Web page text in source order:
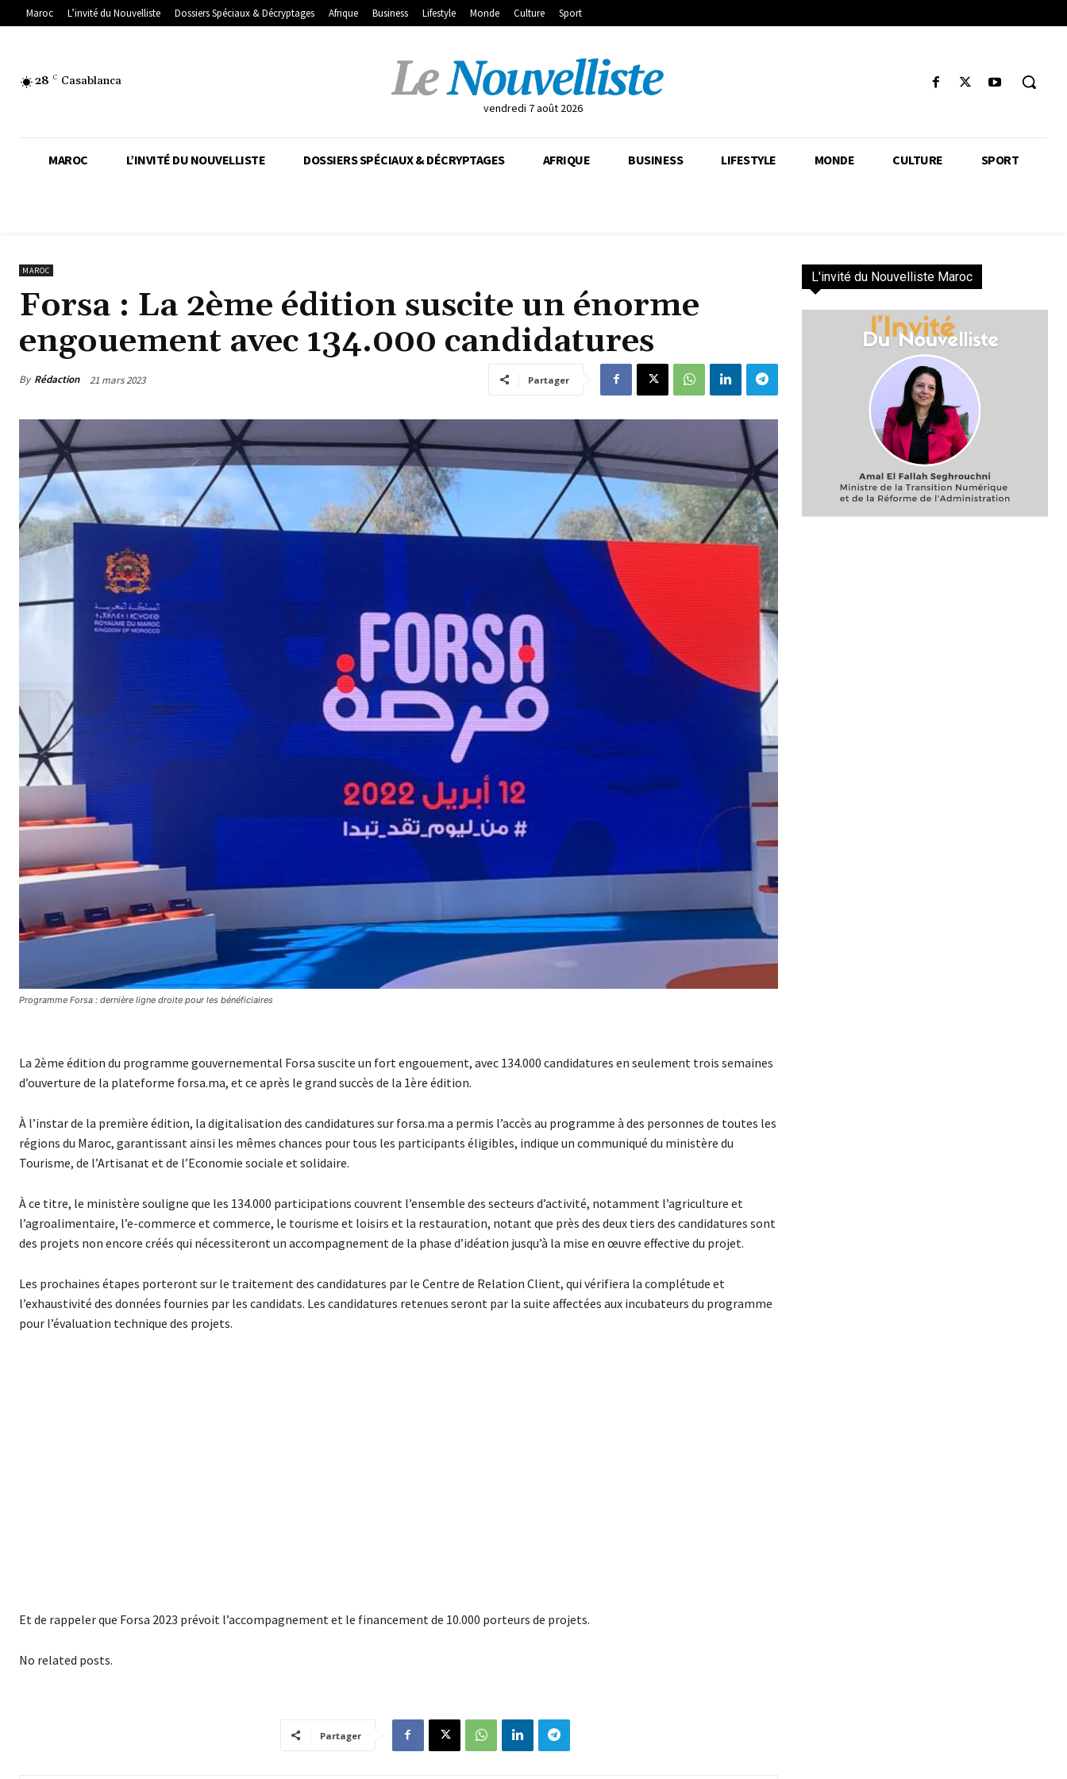
Maroc L’invité du Nouvelliste Dossiers Spéciaux & Décryptages Afrique Business Lifestyle Monde Culture Sport
28 C Casablanca
vendredi 7 août 2026
MAROC L’INVITÉ DU NOUVELLISTE DOSSIERS SPÉCIAUX & DÉCRYPTAGES AFRIQUE BUSINESS LIFESTYLE MONDE CULTURE SPORT
MAROC
Forsa : La 2ème édition suscite un énorme
engouement avec 134.000 candidatures
By Rédaction 21 mars 2023 Partager
Programme Forsa : dernière ligne droite pour les bénéficiaires
La 2ème édition du programme gouvernemental Forsa suscite un fort engouement, avec 134.000 candidatures en seulement trois semaines
d’ouverture de la plateforme forsa.ma, et ce après le grand succès de la 1ère édition.
À l’instar de la première édition, la digitalisation des candidatures sur forsa.ma a permis l’accès au programme à des personnes de toutes les
régions du Maroc, garantissant ainsi les mêmes chances pour tous les participants éligibles, indique un communiqué du ministère du
Tourisme, de l’Artisanat et de l’Economie sociale et solidaire.
À ce titre, le ministère souligne que les 134.000 participations couvrent l’ensemble des secteurs d’activité, notamment l’agriculture et
l’agroalimentaire, l’e-commerce et commerce, le tourisme et loisirs et la restauration, notant que près des deux tiers des candidatures sont
des projets non encore créés qui nécessiteront un accompagnement de la phase d’idéation jusqu’à la mise en œuvre effective du projet.
Les prochaines étapes porteront sur le traitement des candidatures par le Centre de Relation Client, qui vérifiera la complétude et
l’exhaustivité des données fournies par les candidats. Les candidatures retenues seront par la suite affectées aux incubateurs du programme
pour l’évaluation technique des projets.
Et de rappeler que Forsa 2023 prévoit l’accompagnement et le financement de 10.000 porteurs de projets.
No related posts.
Partager
L'invité du Nouvelliste Maroc